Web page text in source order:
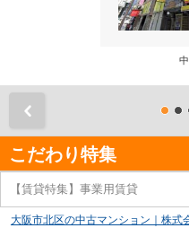
こだわり特集
【賃貸特集】事業用賃貸
大阪市北区の中古マンション｜株式